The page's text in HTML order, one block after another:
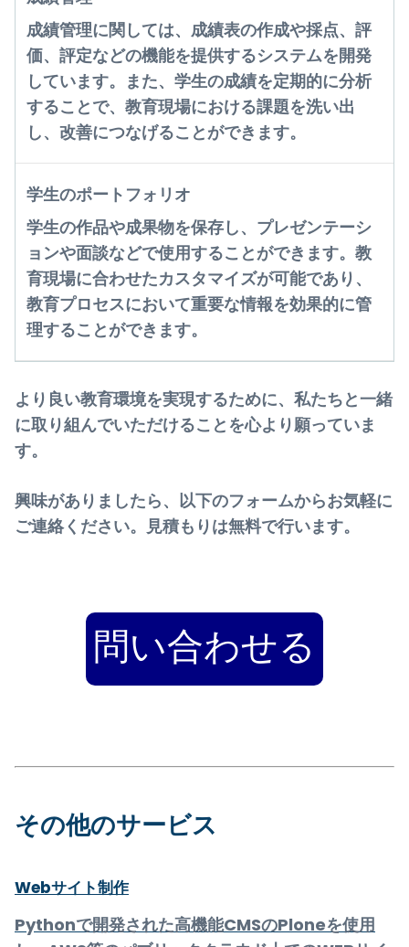
成績管理に関しては、成績表の作成や採点、評
価、評定などの機能を提供するシステムを開発
しています。また、学生の成績を定期的に分析
することで、教育現場における課題を洗い出
し、改善につなげることができます。
学生のポートフォリオ
学生の作品や成果物を保存し、プレゼンテーシ
ョンや面談などで使用することができます。教
育現場に合わせたカスタマイズが可能であり、
教育プロセスにおいて重要な情報を効果的に管
理することができます。
より良い教育環境を実現するために、私たちと一緒
に取り組んでいただけることを心より願っていま
す。
興味がありましたら、以下のフォームからお気軽に
ご連絡ください。見積もりは無料で行います。
その他のサービス
Webサイト制作
Pythonで開発された高機能CMSのPloneを使用